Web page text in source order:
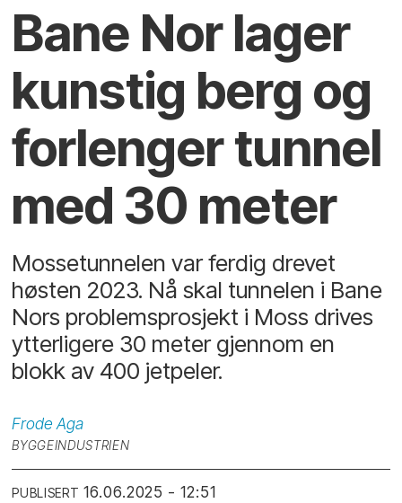
Bane Nor lager
kunstig berg og
forlenger tunnel
med 30 meter
Mossetunnelen var ferdig drevet
høsten 2023. Nå skal tunnelen i Bane
Nors problemsprosjekt i Moss drives
ytterligere 30 meter gjennom en
blokk av 400 jetpeler.
Frode Aga
BYGGEINDUSTRIEN
PUBLISERT 16.06.2025 - 12:51